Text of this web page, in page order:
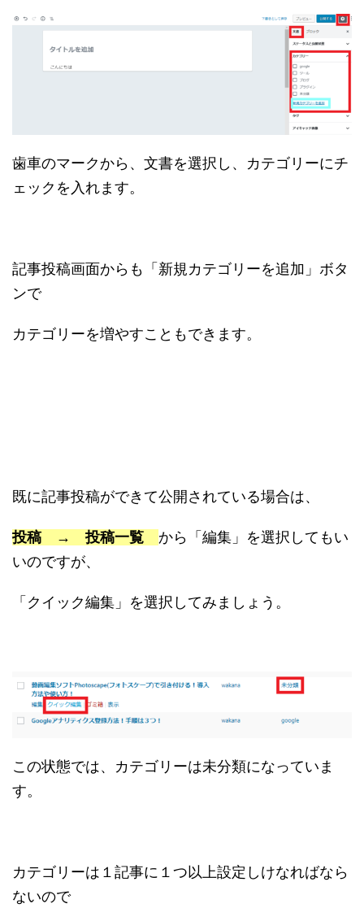
歯車のマークから、文書を選択し、カテゴリーにチ
ェックを入れます。
記事投稿画面からも「新規カテゴリーを追加」ボタ
ンで
カテゴリーを増やすこともできます。
既に記事投稿ができて公開されている場合は、
投稿 → 投稿一覧 から「編集」を選択してもい
いのですが、
「クイック編集」を選択してみましょう。
この状態では、カテゴリーは未分類になっていま
す。
カテゴリーは１記事に１つ以上設定しけなればなら
ないので